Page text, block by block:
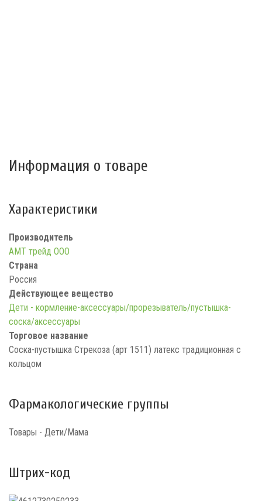
Информация о товаре
Характеристики
Производитель
АМТ трейд ООО
Страна
Россия
Действующее вещество
Дети - кормление-аксессуары/прорезыватель/пустышка-
соска/аксессуары
Торговое название
Соска-пустышка Стрекоза (арт 1511) латекс традиционная с
кольцом
Фармакологические группы
Товары - Дети/Мама
Штрих-код